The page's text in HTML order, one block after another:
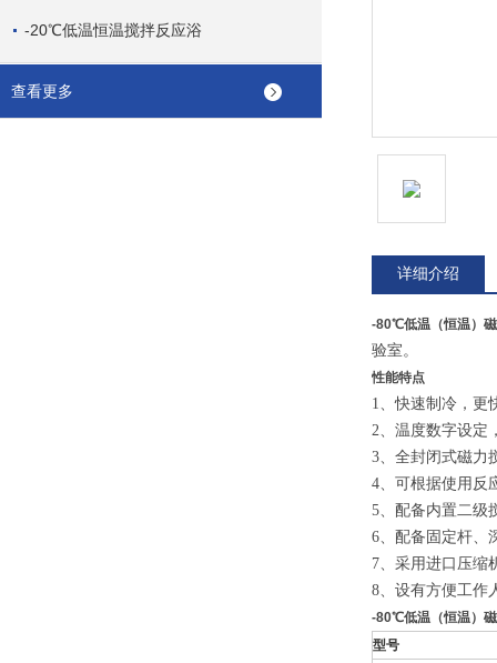
-20℃低温恒温搅拌反应浴
查看更多
详细介绍
-80℃低温（恒温）
验室。
性能特点
1、快速制冷，
2、温度数字设
3、全封闭式磁
4、可根据使用反
5、配备内置二级
6、配备固定杆、
7、采用进口压
8、设有方便工作
-80℃低温（恒温）
型号